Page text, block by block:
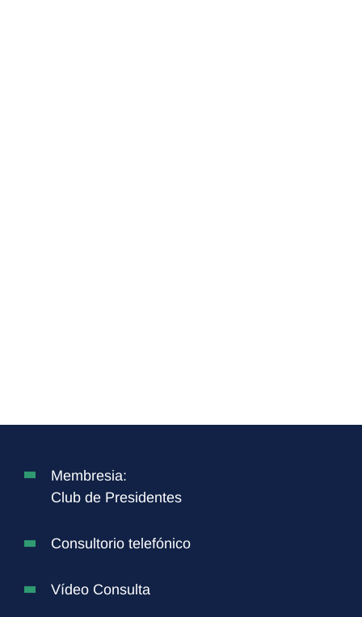
Membresia:
Club de Presidentes
Consultorio telefónico
Vídeo Consulta